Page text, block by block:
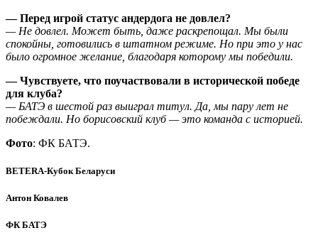
— Перед игрой статус андердога не довлел?
— Не довлел. Может быть, даже раскрепощал. Мы были
спокойны, готовились в штатном режиме. Но при это у нас
было огромное желание, благодаря которому мы победили.
— Чувствуете, что поучаствовали в исторической победе
для клуба?
— БАТЭ в шестой раз выиграл титул. Да, мы пару лет не
побеждали. Но борисовский клуб — это команда с историей.
Фото: ФК БАТЭ.
BETERA-Кубок Беларуси
Антон Ковалев
ФК БАТЭ